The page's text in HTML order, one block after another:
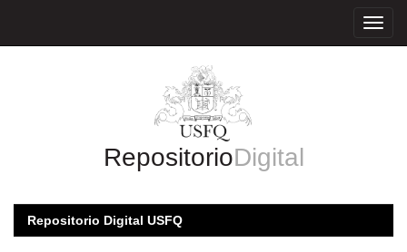
RepositorioDigital
Repositorio Digital USFQ